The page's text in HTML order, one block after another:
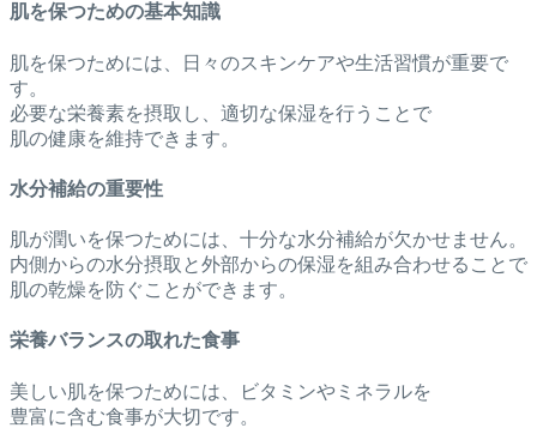
肌を保つための基本知識
肌を保つためには、日々のスキンケアや生活習慣が重要で
す。
必要な栄養素を摂取し、適切な保湿を行うことで
肌の健康を維持できます。
水分補給の重要性
肌が潤いを保つためには、十分な水分補給が欠かせません。
内側からの水分摂取と外部からの保湿を組み合わせることで
肌の乾燥を防ぐことができます。
栄養バランスの取れた食事
美しい肌を保つためには、ビタミンやミネラルを
豊富に含む食事が大切です。